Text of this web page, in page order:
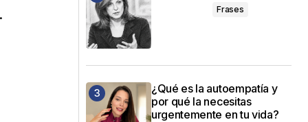
Frases
¿Qué es la autoempatía y
por qué la necesitas
urgentemente en tu vida?